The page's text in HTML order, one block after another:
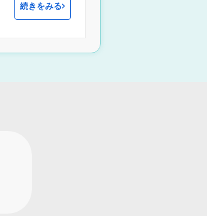
続きをみる